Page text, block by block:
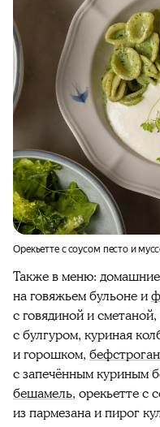
Орекьетте с соусом песто и
Также в меню:
на говяжьем бульоне и
с говядиной и
с булгуром, куриная
и горошком,
с запечённым куриным
бешамель, орекьетте с
из пармезана и пирог